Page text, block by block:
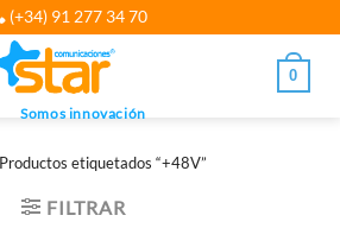
(+34) 91 277 34 70
Somos innovación
0
Productos etiquetados “+48V”
FILTRAR